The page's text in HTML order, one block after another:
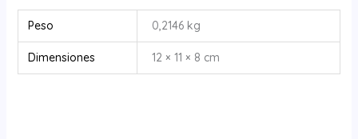
Peso 0,2146 kg
Dimensiones 12 × 11 × 8 cm